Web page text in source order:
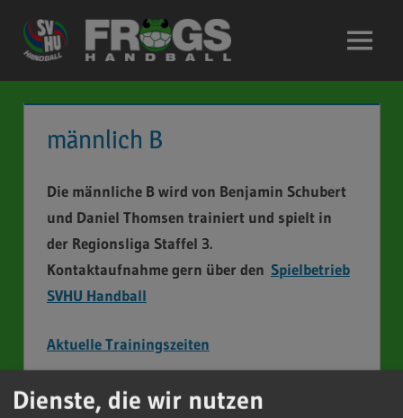
Inhalt
springen
Menü
männlich B
Die männliche B wird von Benjamin Schubert
und Daniel Thomsen trainiert und spielt in
der Regionsliga Staffel 3.
Kontaktaufnahme gern über den Spielbetrieb
SVHU Handball
Aktuelle Trainingszeiten
Dienste, die wir nutzen